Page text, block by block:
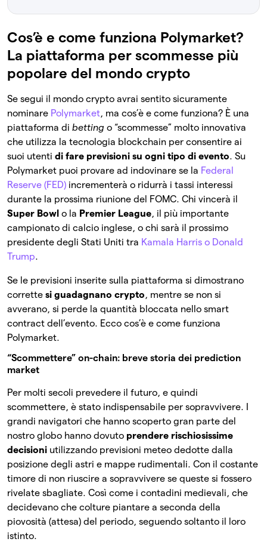
Cos’è e come funziona Polymarket?
La piattaforma per scommesse più
popolare del mondo crypto
Se segui il mondo crypto avrai sentito sicuramente
nominare Polymarket, ma cos’è e come funziona? È una
piattaforma di betting o “scommesse” molto innovativa
che utilizza la tecnologia blockchain per consentire ai
suoi utenti di fare previsioni su ogni tipo di evento. Su
Polymarket puoi provare ad indovinare se la Federal
Reserve (FED) incrementerà o ridurrà i tassi interessi
durante la prossima riunione del FOMC. Chi vincerà il
Super Bowl o la Premier League, il più importante
campionato di calcio inglese, o chi sarà il prossimo
presidente degli Stati Uniti tra Kamala Harris o Donald
Trump.
Se le previsioni inserite sulla piattaforma si dimostrano
corrette si guadagnano crypto, mentre se non si
avverano, si perde la quantità bloccata nello smart
contract dell’evento. Ecco cos’è e come funziona
Polymarket.
“Scommettere” on-chain: breve storia dei prediction
market
Per molti secoli prevedere il futuro, e quindi
scommettere, è stato indispensabile per sopravvivere. I
grandi navigatori che hanno scoperto gran parte del
nostro globo hanno dovuto prendere rischiosissime
decisioni utilizzando previsioni meteo dedotte dalla
posizione degli astri e mappe rudimentali. Con il costante
timore di non riuscire a sopravvivere se queste si fossero
rivelate sbagliate. Così come i contadini medievali, che
decidevano che colture piantare a seconda della
piovosità (attesa) del periodo, seguendo soltanto il loro
istinto.